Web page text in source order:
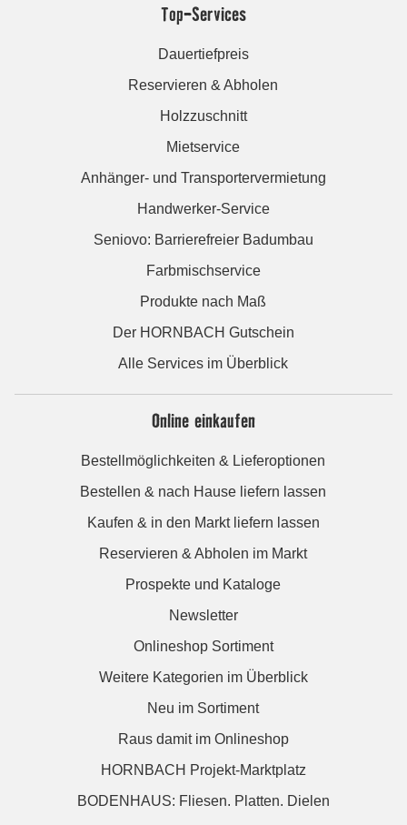
Top-Services
Dauertiefpreis
Reservieren & Abholen
Holzzuschnitt
Mietservice
Anhänger- und Transportervermietung
Handwerker-Service
Seniovo: Barrierefreier Badumbau
Farbmischservice
Produkte nach Maß
Der HORNBACH Gutschein
Alle Services im Überblick
Online einkaufen
Bestellmöglichkeiten & Lieferoptionen
Bestellen & nach Hause liefern lassen
Kaufen & in den Markt liefern lassen
Reservieren & Abholen im Markt
Prospekte und Kataloge
Newsletter
Onlineshop Sortiment
Weitere Kategorien im Überblick
Neu im Sortiment
Raus damit im Onlineshop
HORNBACH Projekt-Marktplatz
BODENHAUS: Fliesen. Platten. Dielen